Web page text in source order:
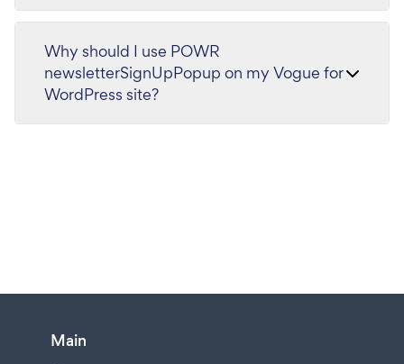
Why should I use POWR
newsletterSignUpPopup on my Vogue for
WordPress site?
Main